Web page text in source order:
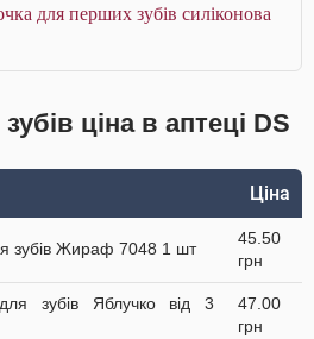
для перших зубів силіконова
ціна в аптеці DS
Ціна
зубів Жираф 7048 1 шт
45.50
грн
зубів Яблучко від 3
47.00
грн